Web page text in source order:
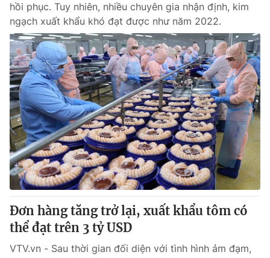
Xã hội
Pháp luật
Y tế
Thế giới
Tin tức
Thế giới đó đây
Câu chuyện quốc tế
Kinh tế
Tài chính
Thị trường
Góc doanh nghiệp
Dữ liệu và đời sống
Truyền hình
Phim VTV
hồi phục. Tuy nhiên, nhiều chuyên gia nhận định, kim
ngạch xuất khẩu khó đạt được như năm 2022.
Đơn hàng tăng trở lại, xuất khẩu tôm có
thể đạt trên 3 tỷ USD
VTV.vn - Sau thời gian đối diện với tình hình ảm đạm,